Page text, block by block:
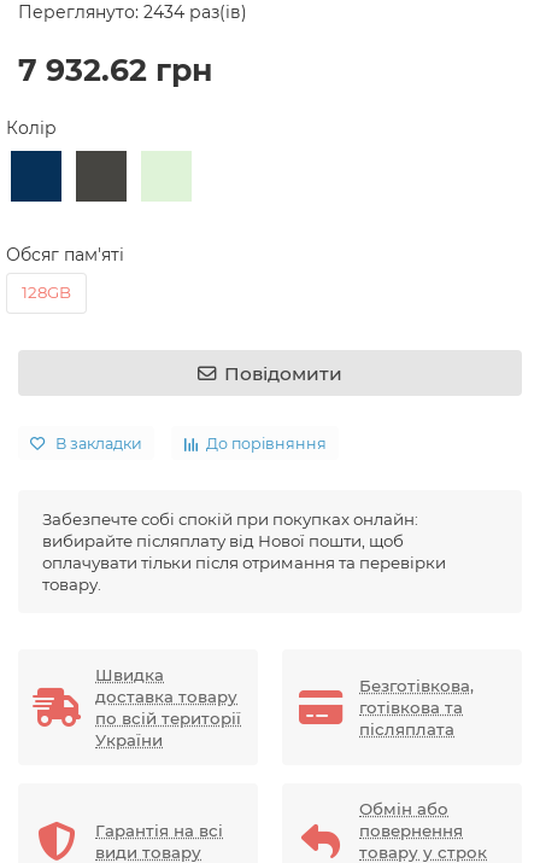
Переглянуто: 2434 раз(ів)
7 932.62 грн
Колір
Обсяг пам'яті
128GB
Повідомити
В закладки До порівняння
Забезпечте собі спокій при покупках онлайн:
вибирайте післяплату від Нової пошти, щоб
оплачувати тільки після отримання та перевірки
товару.
Швидка
доставка товару
по всій території
України
Безготівкова,
готівкова та
післяплата
Гарантія на всі
види товару
Обмін або
повернення
товару у строк